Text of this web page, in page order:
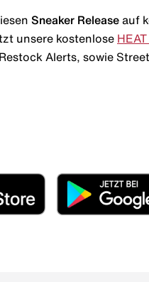
Sneaker Release auf
unsere kostenlose
Alerts, sowie